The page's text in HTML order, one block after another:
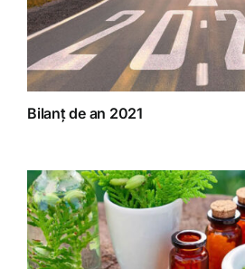
Bilanț de an 2021